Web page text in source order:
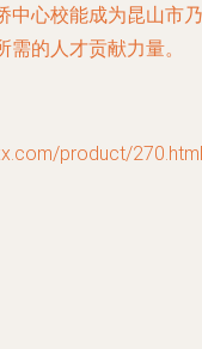
中心校能成为昆山市乃
的人才贡献力量。
product/270.html